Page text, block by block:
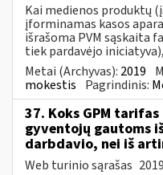
Kai medienos produktų
įforminamas kasos
išrašoma PVM sąskaita
tiek pardavėjo
Metai (Archyvas): 2019
mokestis Pagrindinis:
37. Koks GPM
gyventojų gautoms
darbdavio, nei iš
Web turinio sąrašas